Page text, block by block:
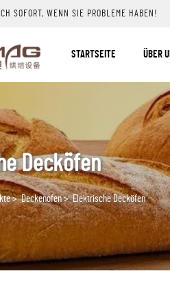
SOFORT, WENN SIE PROBLEME HABEN!
STARTSEITE ÜBER
Decköfen
>Deckenofen>Elektrische Decköfen